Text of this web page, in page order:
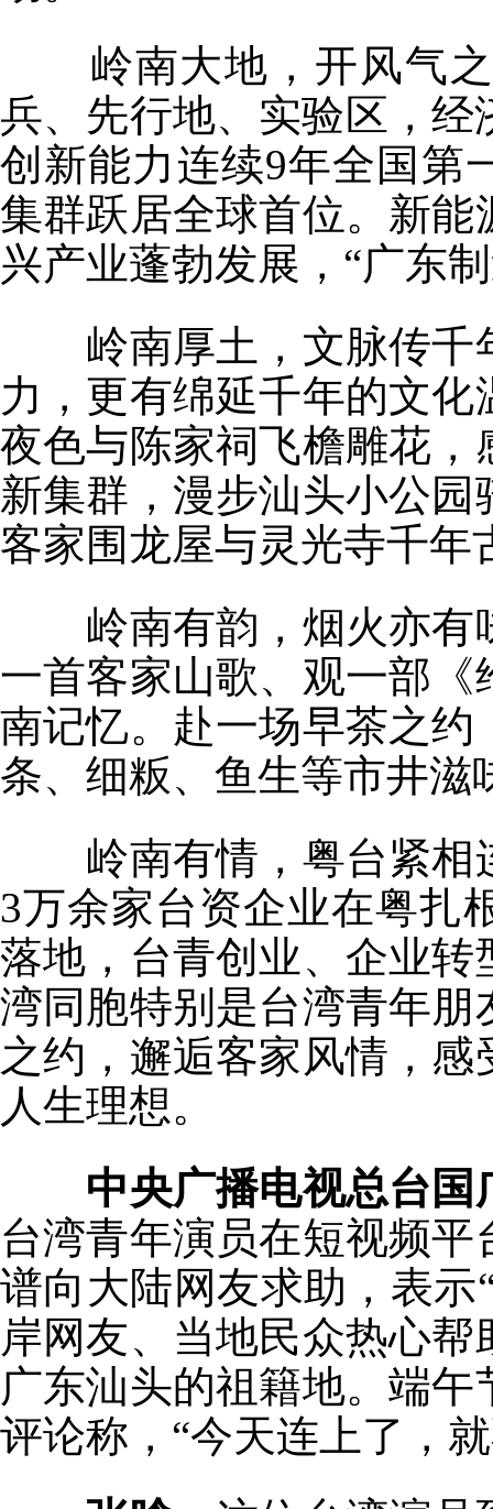
岭南大地，开风气之
兵、先行地、实验区，
创新能力连续9年全国
集群跃居全球首位。新
兴产业蓬勃发展，“广东
岭南厚土，文脉传千
力，更有绵延千年的文
夜色与陈家祠飞檐雕花
新集群，漫步汕头小公
客家围龙屋与灵光寺千年
岭南有韵，烟火亦有
一首客家山歌、观一部
南记忆。赴一场早茶之
条、细粄、鱼生等市井滋
岭南有情，粤台紧相
3万余家台资企业在粤扎
落地，台青创业、企业
湾同胞特别是台湾青年
之约，邂逅客家风情，
人生理想。
中央广播电视总台
台湾青年演员在短视频
谱向大陆网友求助，表
岸网友、当地民众热心
广东汕头的祖籍地。端
评论称，“今天连上了，